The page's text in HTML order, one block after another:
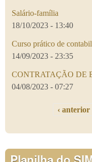
Salário-família
18/10/2023 - 13:40
Curso prático de
14/09/2023 - 23:35
CONTRATAÇÃO DE
04/08/2023 - 07:27
‹ anterior